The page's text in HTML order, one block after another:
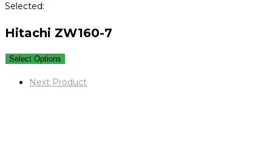
Selected:
Hitachi ZW160-7
Select Options
Next Product